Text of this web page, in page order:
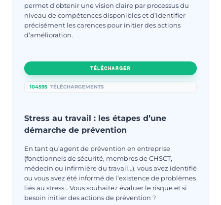
permet d’obtenir une vision claire par processus du
niveau de compétences disponibles et d’identifier
précisément les carences pour initier des actions
d’amélioration.
TÉLÉCHARGER
104595 TÉLÉCHARGEMENTS
Stress au travail : les étapes d’une
démarche de prévention
En tant qu’agent de prévention en entreprise
(fonctionnels de sécurité, membres de CHSCT,
médecin ou infirmière du travail…), vous avez identifié
ou vous avez été informé de l’existence de problèmes
liés au stress… Vous souhaitez évaluer le risque et si
besoin initier des actions de prévention ?